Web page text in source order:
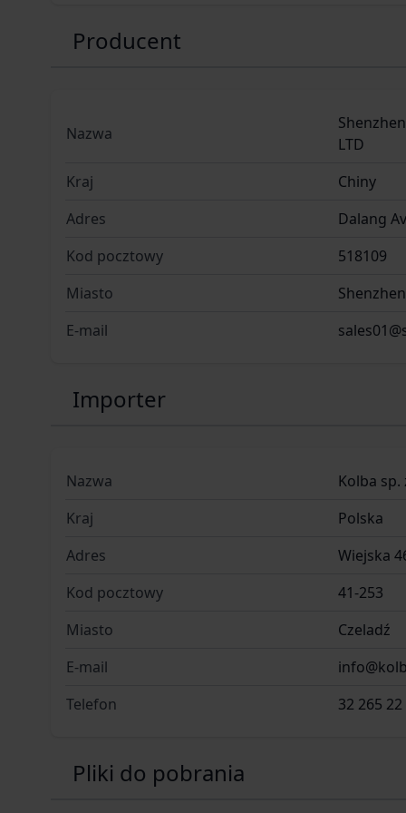
Masa 420 g
Montaż na szynę Picatinny
Kabel USB-C
Producent
Nazwa
LTD
Kraj
Chiny
Adres
Dalang
Kod pocztowy
518109
Miasto
E-mail
Importer
Nazwa
Kolba sp.
Kraj
Polska
Adres
Wiejska
Kod pocztowy
41-253
Miasto
Czeladź
E-mail
Telefon
32 265 22
Pliki do pobrania